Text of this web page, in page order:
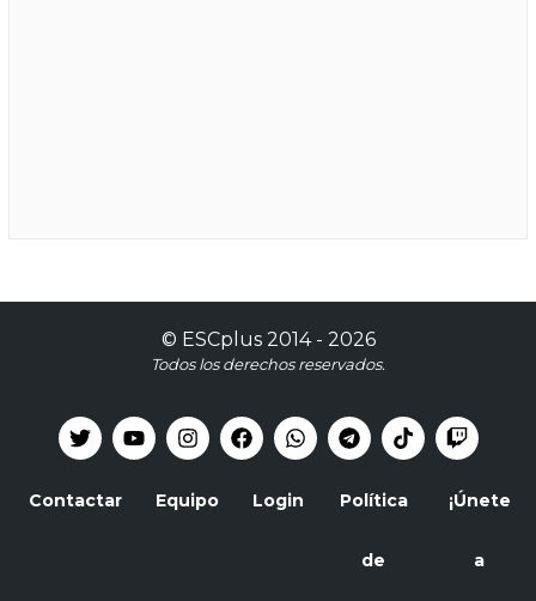
© ESCplus2014 - 2026
Todos los derechos reservados.
Contactar Equipo Login Política
de
¡Únete
a